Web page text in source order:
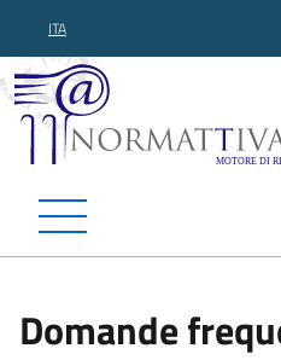
ITA
Normattiva
Domande